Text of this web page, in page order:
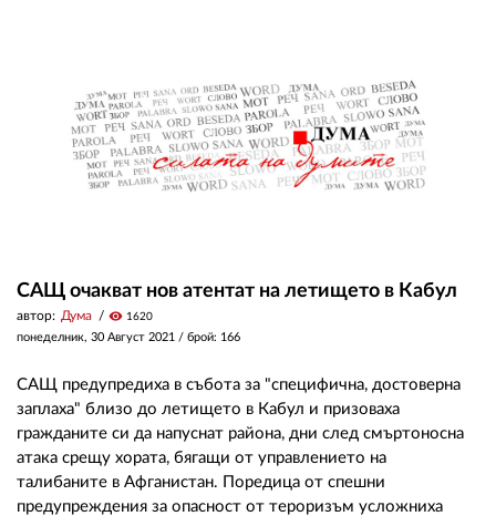
САЩ очакват нов атентат на летището в Кабул
автор: Дума visibility 1620
понеделник, 30 Август 2021 / брой: 166
САЩ предупредиха в събота за "специфична, достоверна
заплаха" близо до летището в Кабул и призоваха
гражданите си да напуснат района, дни след смъртоносна
атака срещу хората, бягащи от управлението на
талибаните в Афганистан. Поредица от спешни
предупреждения за опасност от тероризъм усложниха